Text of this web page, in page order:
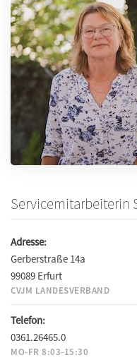
Servicemitarbeiterin
Adresse:
Gerberstraße 14a
99089 Erfurt
CVJM LANDESVERBAND
Telefon:
0361.26465.0
MO-FR 8:03-15:30